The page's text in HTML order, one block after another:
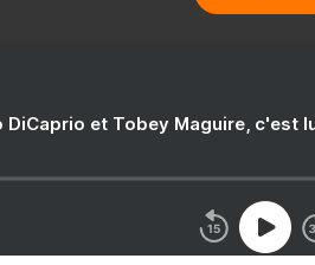
DiCaprio et Tobey Maguire, c'est